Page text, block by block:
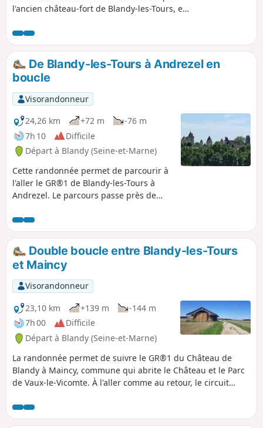
l'ancien château-fort de Blandy-les-Tours, en
une des plus belles églises gothiques d'Ile-
de-France. Deux autres églises, une
chapelle, un autre château plus récent et un
ancien moulin complètent le tableau. Un
itinéraire sur un plateau cultivé, dans des
bois et à saute-mouton avec le Ru d'Ancoeur.
De Blandy-les-Tours à Andrezel en
boucle
Visorandonneur
24,26 km
+72 m
-76 m
7h 10
Difficile
Départ à Blandy (Seine-et-Marne)
Cette randonnée permet de parcourir à
l'aller le GR®1 de Blandy-les-Tours à
Andrezel. Le parcours passe près de
du Château d'Aunoy sur la commune de
Champeaux.
Double boucle entre Blandy-les-Tours
et Maincy
Visorandonneur
23,10 km
+139 m
-144 m
7h 00
Difficile
Départ à Blandy (Seine-et-Marne)
La randonnée permet de suivre le GR®1 du Château de
Blandy à Maincy, commune qui abrite le Château et le Parc
de Vaux-le-Vicomte. À l'aller comme au retour, le circuit
en transport en commun.